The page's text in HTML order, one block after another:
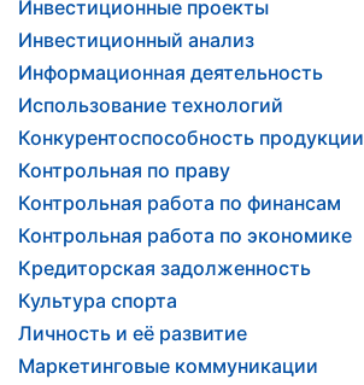
Инвестиционные проекты
Инвестиционный анализ
Информационная деятельность
Использование технологий
Конкурентоспособность продукции
Контрольная по праву
Контрольная работа по финансам
Контрольная работа по экономике
Кредиторская задолженность
Культура спорта
Личность и её развитие
Маркетинговые коммуникации